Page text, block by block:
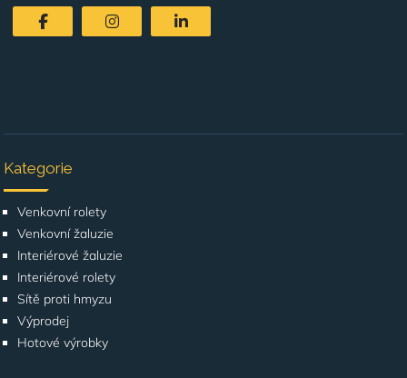
Kategorie
Venkovní rolety
Venkovní žaluzie
Interiérové žaluzie
Interiérové rolety
Sítě proti hmyzu
Výprodej
Hotové výrobky